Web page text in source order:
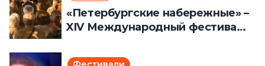
«Петербургские набережные» –
XIV Международный фестиваль